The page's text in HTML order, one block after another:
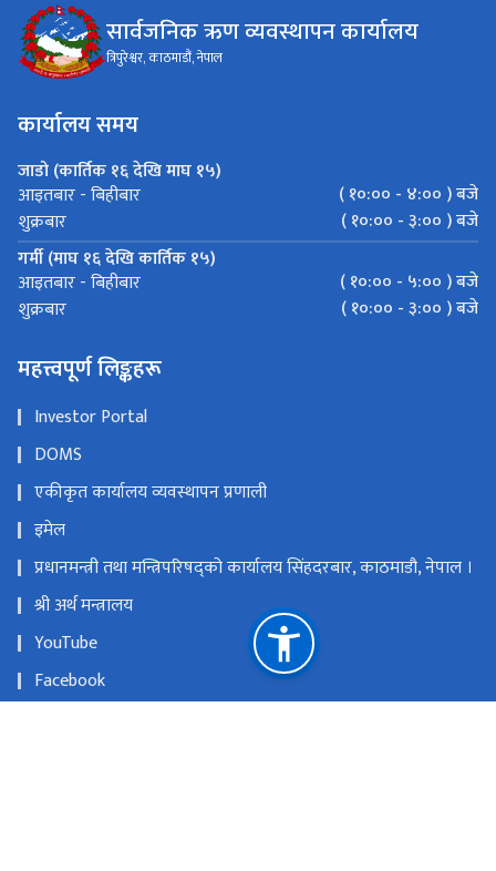
सार्वजनिक ऋण व्यवस्थापन कार्यालय
त्रिपुरेश्वर, काठमाडौं, नेपाल
कार्यालय समय
जाडो (कार्तिक १६ देखि माघ १५)
आइतबार - बिहीबार
( १०:०० - ४:०० ) बजे
शुक्रबार
( १०:०० - ३:०० ) बजे
गर्मी (माघ १६ देखि कार्तिक १५)
आइतबार - बिहीबार
( १०:०० - ५:०० ) बजे
शुक्रबार
( १०:०० - ३:०० ) बजे
महत्त्वपूर्ण लिङ्कहरू
Investor Portal
DOMS
एकीकृत कार्यालय व्यवस्थापन प्रणाली
इमेल
प्रधानमन्त्री तथा मन्त्रिपरिषद्को कार्यालय सिंहदरबार, काठमाडौ, नेपाल ।
श्री अर्थ मन्त्रालय
YouTube
Facebook